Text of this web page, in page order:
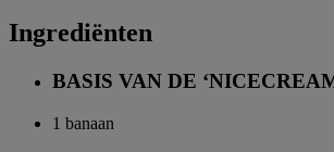
Ingrediënten
BASIS VAN DE
1 banaan